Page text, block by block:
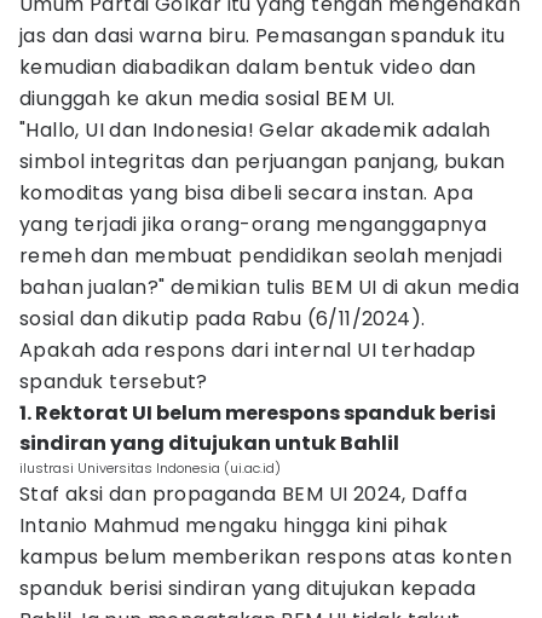
jas dan dasi warna biru. Pemasangan spanduk itu
kemudian diabadikan dalam bentuk video dan
diunggah ke akun media sosial BEM UI.
"Hallo, UI dan Indonesia! Gelar akademik adalah
simbol integritas dan perjuangan panjang, bukan
komoditas yang bisa dibeli secara instan. Apa
yang terjadi jika orang-orang menganggapnya
remeh dan membuat pendidikan seolah menjadi
bahan jualan?" demikian tulis BEM UI di akun media
sosial dan dikutip pada Rabu (6/11/2024).
Apakah ada respons dari internal UI terhadap
spanduk tersebut?
1. Rektorat UI belum merespons spanduk berisi
sindiran yang ditujukan untuk Bahlil
ilustrasi Universitas Indonesia (ui.ac.id)
Staf aksi dan propaganda BEM UI 2024, Daffa
Intanio Mahmud mengaku hingga kini pihak
kampus belum memberikan respons atas konten
spanduk berisi sindiran yang ditujukan kepada